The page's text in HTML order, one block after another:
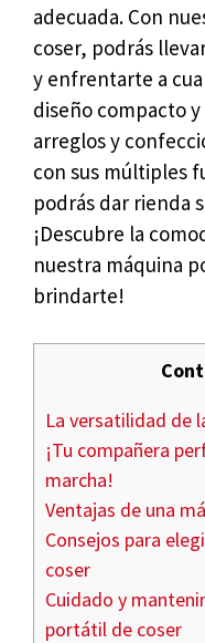
adecuada. Con
coser, podrás
y enfrentarte a
diseño compacto
arreglos y
con sus múltiples
podrás dar rienda
¡Descubre la
nuestra máquina
brindarte!
La versatilidad de
¡Tu compañera
marcha!
Ventajas de una
Consejos para
coser
Cuidado y
portátil de coser